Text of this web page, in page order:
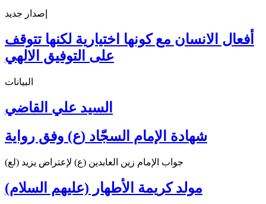
إصدار جديد
أفعال الانسان مع كونها اختيارية لكنها تتوقف
على التوفيق الالهي
البيانات
السيد علي القاضي
شهادة الإمام السجّاد (ع) وفق رواية
جواب الإمام زين العابدين (ع) لإعتراض يزيد (لع)
مولد كريمة الأطهار (عليهم السلام)